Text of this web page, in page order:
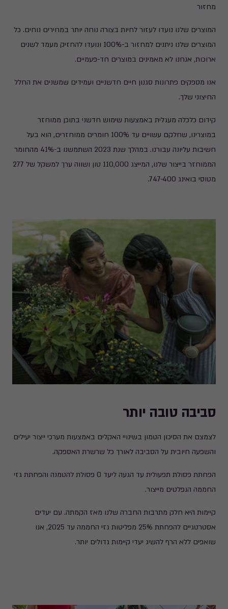
מחזור
המוצרים שלנו נועדו לעזור לחיות בצורה נוחה יותר במחירים נוחים. כל
המוצרים שלנו ניתנים למחזור ב-100% ונועדו להחזיק מעמד לשנים
ארוכות, אנחנו לא מאמינים במוצרים חד-פעמיים.
אנו מספקים פתרונות סגנון חיים חדשניים ועמידים שמשנים את החלל
החיצוני שלך.
קידום כלכלה מעגלית באמצעות שימוש חדשני בתוכן ממוחזר
במוצרינו, שחלקם עשויים עד 100% חומרים ממוחזרים, הוא בעל
חשיבות עליונה עבורנו. במהלך שנת 2023 השתמשנו ב-41% מהחומר
הממוחזר בייצור שלנו, המייצג 110,000 טון ושווה ערך למשקל של 277
מטוסי בואינג 747-400.
סביבה טובה יותר​
לצמצם את הסיכון הטמון בשינויי האקלים באמצעות מערכי ייצור יעילים
והשפעה חיובית על הסביבה לאורך כל שרשרת האספקה.
הפחתת פסולת תפעולית עד הגעה ליעד 0 פסולת להטמנה והפחתת גזי
החממה הנפלטים מייצור.
קיימות היא חלק מתרבות החברה שלנו מאז הקמתה. עם יעדים
אסטרטגיים להפחתת 25% מפליטות גזי החממה עד 2025, אנו
שואפים ללא הרף להשיג יעדי קיימות גדולים יותר.